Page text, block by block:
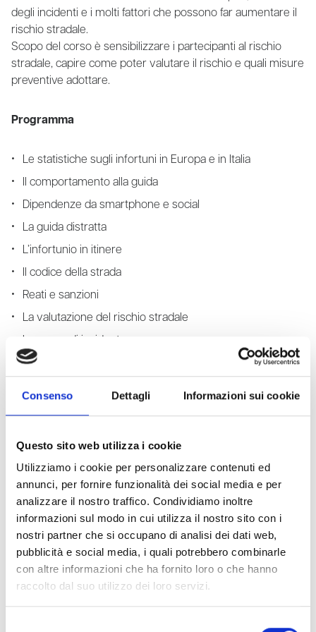
Consenso Dettagli Informazioni sui cookie
Questo sito web utilizza i cookie
Utilizziamo i cookie per personalizzare contenuti ed
annunci, per fornire funzionalità dei social media e per
analizzare il nostro traffico. Condividiamo inoltre
informazioni sul modo in cui utilizza il nostro sito con i
nostri partner che si occupano di analisi dei dati web,
pubblicità e social media, i quali potrebbero combinarle
con altre informazioni che ha fornito loro o che hanno
raccolto dal suo utilizzo dei loro servizi.
degli incidenti e i molti fattori che possono far aumentare il
rischio stradale.
Scopo del corso è sensibilizzare i partecipanti al rischio
stradale, capire come poter valutare il rischio e quali misure
preventive adottare.
Programma
Le statistiche sugli infortuni in Europa e in Italia
Il comportamento alla guida
Dipendenze da smartphone e social
La guida distratta
L’infortunio in itinere
Il codice della strada
Reati e sanzioni
La valutazione del rischio stradale
Le cause di incidente
Fattori di rischio
Docente
Dott.ssa Laura Morello, tecnico Lisa Servizi
I requisiti del collegamento sono riportati nella pagina a
questo link